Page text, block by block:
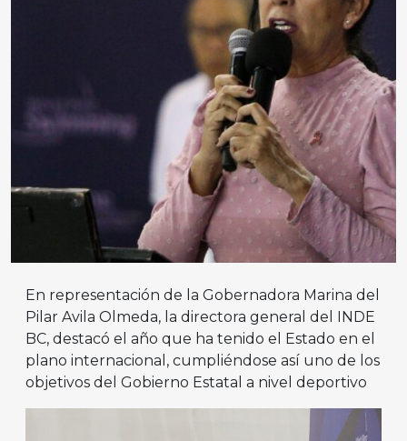
En representación de la Gobernadora Marina del
Pilar Avila Olmeda, la directora general del INDE
BC, destacó el año que ha tenido el Estado en el
plano internacional, cumpliéndose así uno de los
objetivos del Gobierno Estatal a nivel deportivo